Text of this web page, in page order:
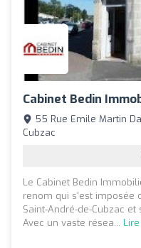
Cabinet Bedin
55 Rue Emile Martin
Cubzac
Le Cabinet Bedin
renom qui s'est imposée
Saint-André-de-Cubzac et
Avec un vaste résea...